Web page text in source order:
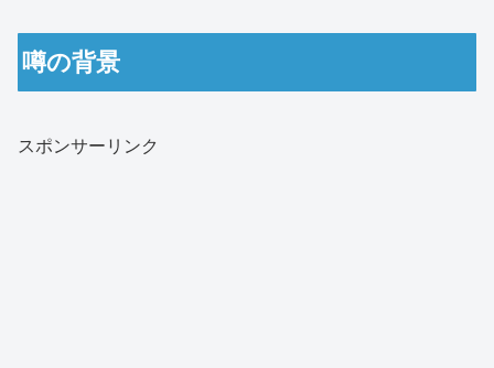
噂の背景
スポンサーリンク